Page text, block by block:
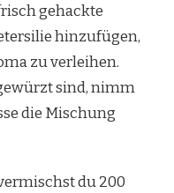
gehackte
hinzufügen,
zu verleihen.
sind, nimm
die Mischung
du 200